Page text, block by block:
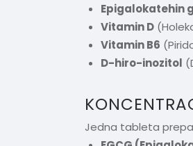
Epigalokatehin
Vitamin D
Vitamin B6
D-hiro-inozitol
Jedna tableta